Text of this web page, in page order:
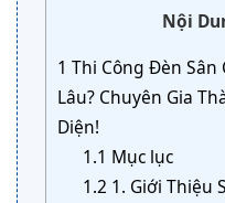
Nội
1 Thi Công Đèn Sân
Lâu? Chuyên Gia
Diện!
1.1 Mục lục
1.2 1. Giới Thiệu